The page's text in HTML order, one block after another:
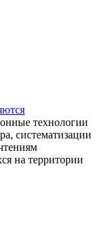
технологии
систематизации
на территории